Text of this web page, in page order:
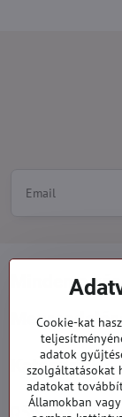
Minden a
Kategóriák
919 060
Cookie-kat
adatok
szolgáltatásokat
adatokat
Államokban vagy